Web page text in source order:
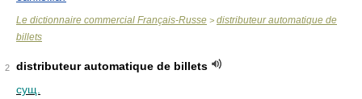
Le dictionnaire commercial Français-Russe > distributeur automatique de
billets
2
distributeur automatique de billets
сущ.